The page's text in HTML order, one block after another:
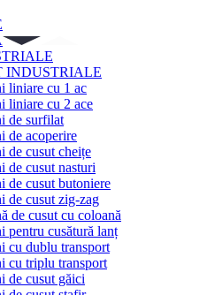
INDUSTRIALE
liniare cu 1 ac
liniare cu 2 ace
de surfilat
de acoperire
de cusut cheițe
de cusut nasturi
de cusut butoniere
de cusut zig-zag
de cusut cu coloană
pentru cusătură lanț
cu dublu transport
cu triplu transport
de cusut găici